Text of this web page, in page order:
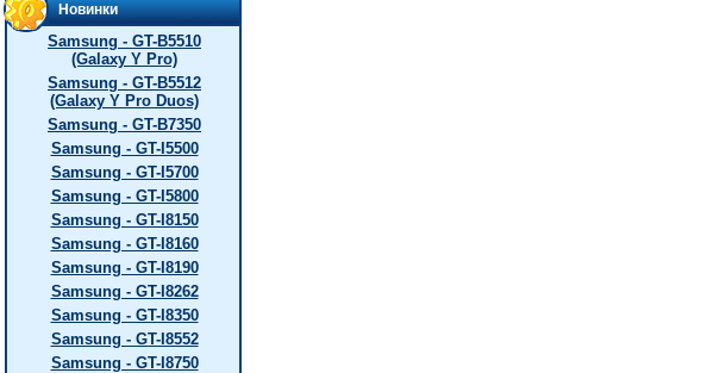
Новинки
Samsung - GT-B5510
(Galaxy Y Pro)
Samsung - GT-B5512
(Galaxy Y Pro Duos)
Samsung - GT-B7350
Samsung - GT-I5500
Samsung - GT-I5700
Samsung - GT-I5800
Samsung - GT-I8150
Samsung - GT-I8160
Samsung - GT-I8190
Samsung - GT-I8262
Samsung - GT-I8350
Samsung - GT-I8552
Samsung - GT-I8750